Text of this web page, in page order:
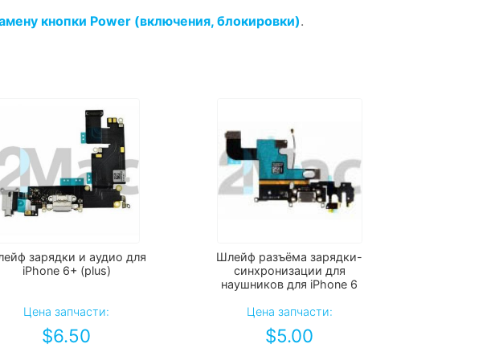
кнопки Power (включения, блокировки).
зарядки и аудио для
iPhone 6+ (plus)
Цена запчасти:
$6.50
Шлейф разъёма зарядки-
синхронизации для
наушников для iPhone 6
Цена запчасти:
$5.00